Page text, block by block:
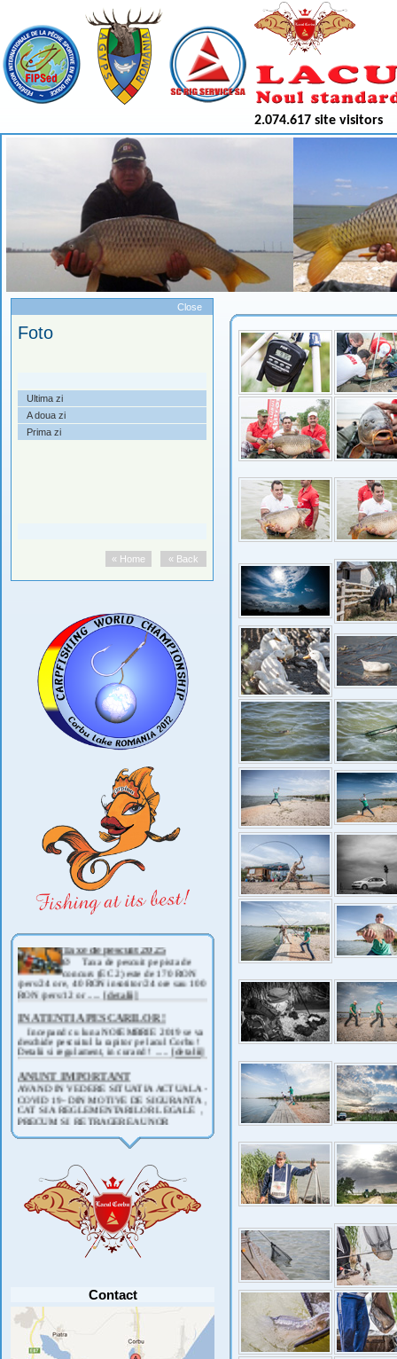
2.074.617 site visitors
Close
Foto
Ultima zi
A doua zi
Prima zi
« Back
« Home
Taxe de pescuit 2025
Ø Taxa de pescuit pe pista de
concurs (EC 2) este de 170 RON
/pers/24 ore, 40 RON insotitor/24 ore sau 100
RON /pers/12 or ..... [detalii]
Incepand cu luna NOIEMBRIE 2019 se va
deschide pescuitul la rapitor pe lacul Corbu !
Detalii si regulament, in curand ! .....[detalii]
AVAND IN VEDERE SITUATIA ACTUALA -
COVID 19- DIN MOTIVE DE SIGURANTA ,
CAT SI A REGLEMENTARILOR LEGALE ,
PRECUM SI RETRAGEREA UNOR
PARTICIPANTI .....[detalii]
Anunt important
pescuit CUPA RIG la CRAP din perioada 2-5
septembrie 2021 se reprogrameaza pentru luna
mai 2022 !
Avansul in ..... [detalii]
Contact